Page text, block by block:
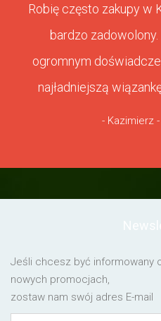
Robię często zakupy w
bardzo zadowolony.
ogromnym
najładniejszą
- Kazimierz
Jeśli chcesz być informowany
nowych promocjach,
zostaw nam swój adres E-mail